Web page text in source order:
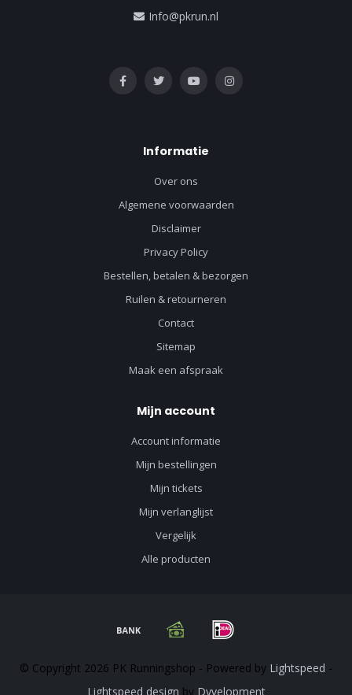
Info@pkrun.nl
Informatie
Over ons
Algemene voorwaarden
Disclaimer
Privacy Policy
Bestellen, betalen & bezorgen
Ruilen & retourneren
Contact
Sitemap
Maak een afspraak
Mijn account
Account informatie
Mijn bestellingen
Mijn tickets
Mijn verlanglijst
Vergelijk
Alle producten
© Copyright 2026 PK Runningshop - Powered by Lightspeed -
Lightspeed design by Dyvelopment